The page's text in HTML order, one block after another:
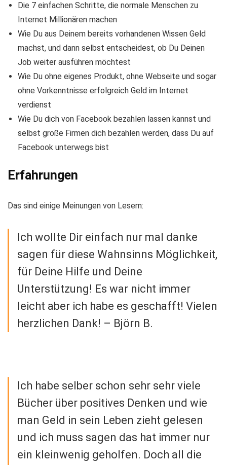
Die 7 einfachen Schritte, die normale Menschen zu
Internet Millionären machen
Wie Du aus Deinem bereits vorhandenen Wissen Geld
machst, und dann selbst entscheidest, ob Du Deinen
Job weiter ausführen möchtest
Wie Du ohne eigenes Produkt, ohne Webseite und sogar
ohne Vorkenntnisse erfolgreich Geld im Internet
verdienst
Wie Du dich von Facebook bezahlen lassen kannst und
selbst große Firmen dich bezahlen werden, dass Du auf
Facebook unterwegs bist
Erfahrungen
Das sind einige Meinungen von Lesern:
Ich wollte Dir einfach nur mal danke
sagen für diese Wahnsinns Möglichkeit,
für Deine Hilfe und Deine
Unterstützung! Es war nicht immer
leicht aber ich habe es geschafft! Vielen
herzlichen Dank! – Björn B.
Ich habe selber schon sehr sehr viele
Bücher über positives Denken und wie
man Geld in sein Leben zieht gelesen
und ich muss sagen das hat immer nur
ein kleinwenig geholfen. Doch all die